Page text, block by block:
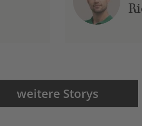
weitere Storys